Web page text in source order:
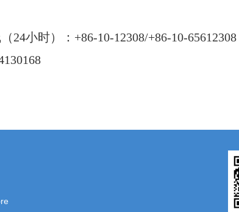
小时）：+86-10-12308/+86-10-65612308